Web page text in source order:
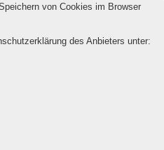
von Cookies im Browser
des Anbieters unter: